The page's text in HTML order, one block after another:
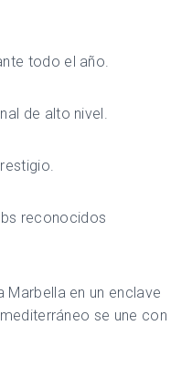
todo el año.
de alto nivel.
reconocidos
en un enclave
se une con